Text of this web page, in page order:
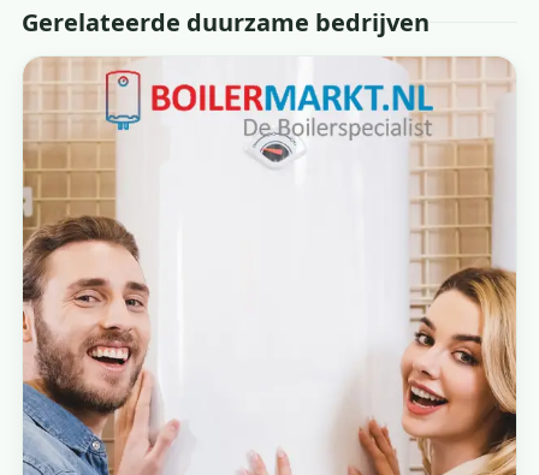
Gerelateerde duurzame bedrijven